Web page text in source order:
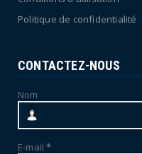
Politique de confidentialité
CONTACTEZ-NOUS
Nom
E-mail*